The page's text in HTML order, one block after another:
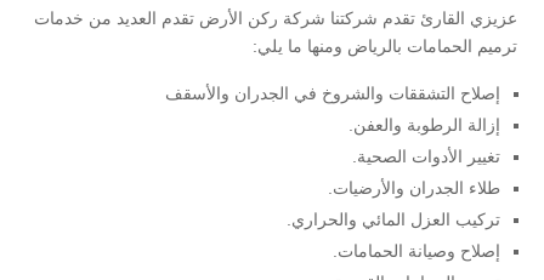
عزيزي القارئ تقدم شركتنا شركة ركن الأرض تقدم العديد من خدمات
ترميم الحمامات بالرياض ومنها ما يلي:
إصلاح التشققات والشروخ في الجدران والأسقف
إزالة الرطوبة والعفن.
تغيير الأدوات الصحية.
طلاء الجدران والأرضيات.
تركيب العزل المائي والحراري.
إصلاح وصيانة الحمامات.